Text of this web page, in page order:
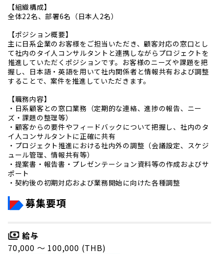
【組織構成】
全体22名、部署6名（日本人2名）
【ポジション概要】
主に日系企業のお客様をご担当いただき、顧客対応の窓口とし
て社内のタイ人コンサルタントと連携しながらプロジェクトを
推進していただくポジションです。お客様のニーズや課題を把
握し、日本語・英語を用いて社内関係者と情報共有および調整
することで、案件を推進していただきます。
【職務内容】
・日系顧客との窓口業務（定期的な連絡、進捗の報告、ニー
ズ・課題の整理等）
・顧客からの要件やフィードバックについて把握し、社内のタ
イ人コンサルタントに正確に共有
・プロジェクト推進における社内外の調整（会議設定、スケジ
ュール管理、情報共有等）
・提案書・報告書・プレゼンテーション資料等の作成およびサ
ポート
・契約後の初期対応および業務開始に向けた各種調整
募集要項
給与
70,000 〜 100,000 (THB)